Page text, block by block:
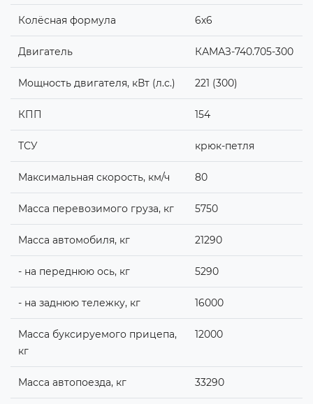
Колёсная формула 6х6
Двигатель КАМАЗ-740.705-300
Мощность двигателя, кВт (л.с.) 221 (300)
КПП 154
ТСУ крюк-петля
Максимальная скорость, км/ч 80
Масса перевозимого груза, кг 5750
Масса автомобиля, кг 21290
- на переднюю ось, кг 5290
- на заднюю тележку, кг 16000
Масса буксируемого прицепа,
кг
12000
Масса автопоезда, кг 33290